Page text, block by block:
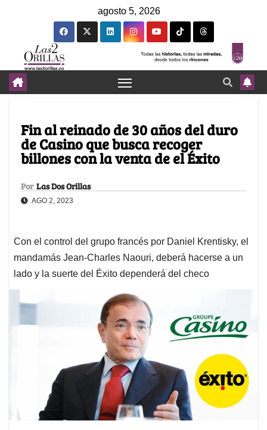
agosto 5, 2026
Fin al reinado de 30 años del duro
de Casino que busca recoger
billones con la venta de el Éxito
Por Las Dos Orillas
AGO 2, 2023
Con el control del grupo francés por Daniel Krentisky, el
mandamás Jean-Charles Naouri, deberá hacerse a un
lado y la suerte del Éxito dependerá del checo